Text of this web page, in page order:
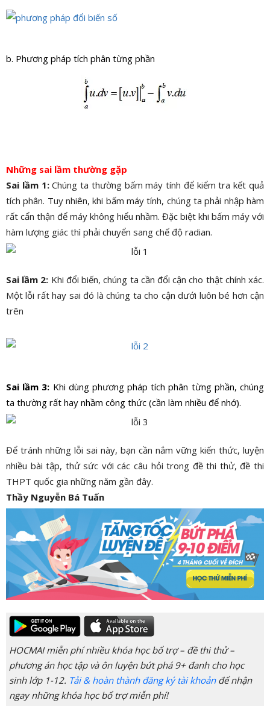
b. Phương pháp tích phân từng phần
Những sai lầm thường gặp
Sai lầm 1:Chúng ta thường bấm máy tính để kiểm tra kết quả
tích phân. Tuy nhiên, khi bấm máy tính, chúng ta phải nhập hàm
rất cẩn thận để máy không hiểu nhầm. Đặc biệt khi bấm máy với
hàm lượng giác thì phải chuyển sang chế độ radian.
Sai lầm 2: Khi đổi biến, chúng ta cần đổi cận cho thật chính xác.
Một lỗi rất hay sai đó là chúng ta cho cận dưới luôn bé hơn cận
trên
Sai lầm 3: Khi dùng phương pháp tích phân từng phần, chúng
ta thường rất hay nhầm công thức (cần làm nhiều để nhớ).
Để tránh những lỗi sai này, bạn cần nắm vững kiến thức, luyện
nhiều bài tập, thử sức với các câu hỏi trong đề thi thử, đề thi
THPT quốc gia những năm gần đây.
Thầy Nguyễn Bá Tuấn
HOCMAI miễn phí nhiều khóa học bổ trợ – đề thi thử –
phương án học tập và ôn luyện bứt phá 9+ đanh cho học
sinh lớp 1-12. Tải & hoàn thành đăng ký tài khoảnđể nhận
ngay những khóa học bổ trợ miễn phí!